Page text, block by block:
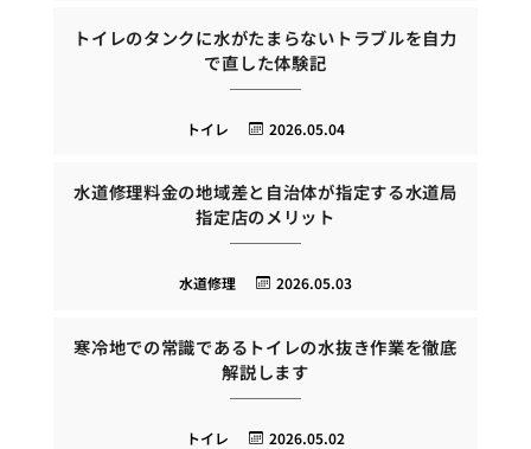
トイレのタンクに水がたまらないトラブルを自力
で直した体験記
2026.05.04
トイレ
水道修理料金の地域差と自治体が指定する水道局
指定店のメリット
2026.05.03
水道修理
寒冷地での常識であるトイレの水抜き作業を徹底
解説します
2026.05.02
トイレ